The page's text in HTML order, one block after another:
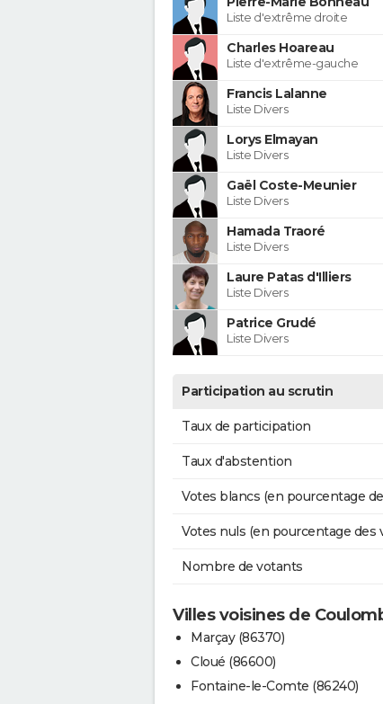
Liste d'extrême droite
Charles Hoareau
Liste d'extrême-gauche
Francis Lalanne
Liste Divers
Lorys Elmayan
Liste Divers
Gaël Coste-Meunier
Liste Divers
Hamada Traoré
Liste Divers
Laure Patas d'Illiers
Liste Divers
Patrice Grudé
Liste Divers
Participation au scrutin
Taux de participation
Taux d'abstention
Votes blancs (en pourcentage
Votes nuls (en pourcentage des
Nombre de votants
Villes voisines de
Marçay (86370)
Cloué (86600)
Fontaine-le-Comte (86240)